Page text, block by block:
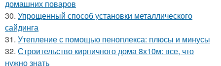
домашних поваров
30. Упрощенный способ установки металлического
сайдинга
31. Утепление с помощью пеноплекса: плюсы и минусы
32. Строительство кирпичного дома 8х10м: все, что
нужно знать